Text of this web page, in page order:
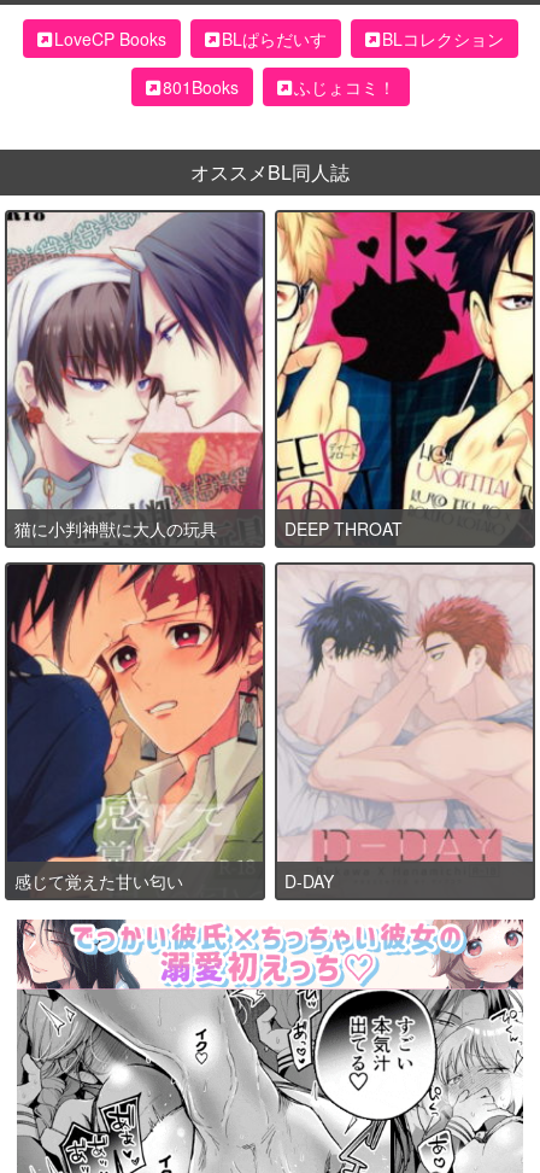
LoveCP Books BLぱらだいす
BLコレクション
801Books
ふじょコミ！
オススメBL同人誌
猫に小判神獣に大人の玩具 DEEP THROAT
感じて覚えた甘い匂い D-DAY